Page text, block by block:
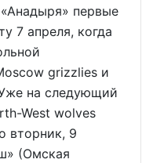
первые
7 апреля, когда
grizzlies и
на следующий
West wolves
вторник, 9
(Омская